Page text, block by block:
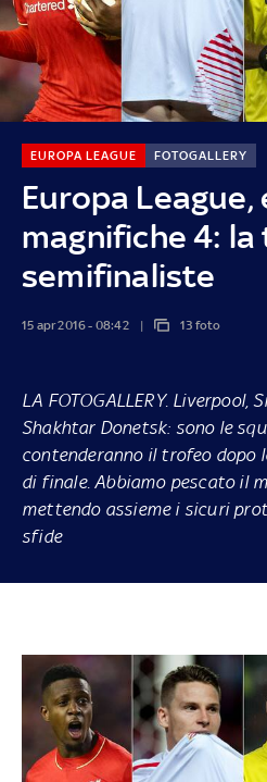
Europa League,
magnifiche 4: la
semifinaliste
EUROPA LEAGUE FOTOGALLERY
15 apr 2016 - 08:42 13 foto
LA FOTOGALLERY. Liverpool,
Shakhtar Donetsk: sono le
contenderanno il trofeo dopo
di finale. Abbiamo pescato il
mettendo assieme i sicuri
sfide